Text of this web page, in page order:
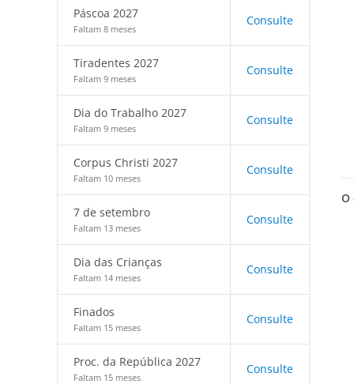
Páscoa 2027
Faltam 8 meses
Consulte
Tiradentes 2027
Faltam 9 meses
Consulte
Dia do Trabalho 2027
Faltam 9 meses
Consulte
Corpus Christi 2027
Faltam 10 meses
Consulte
7 de setembro
Faltam 13 meses
Consulte
Dia das Crianças
Faltam 14 meses
Consulte
Finados
Faltam 15 meses
Consulte
Proc. da República 2027
Faltam 15 meses
Consulte
O